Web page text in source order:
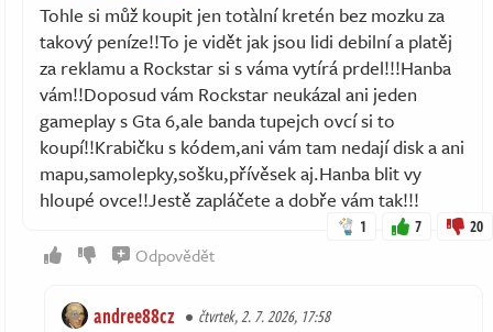
Tohle si můž koupit jen totàlní kretén bez mozku za
takový peníze!!To je vidět jak jsou lidi debilní a platěj
za reklamu a Rockstar si s váma vytírá prdel!!!Hanba
vám!!Doposud vám Rockstar neukázal ani jeden
gameplay s Gta 6,ale banda tupejch ovcí si to
koupí!!Krabičku s kódem,ani vám tam nedají disk a ani
mapu,samolepky,sošku,přívěsek aj.Hanba blit vy
hloupé ovce!!Jestě zapláčete a dobře vám tak!!!
1 7 20
Odpovědět
andree88cz čtvrtek, 2. 7. 2026, 17:58